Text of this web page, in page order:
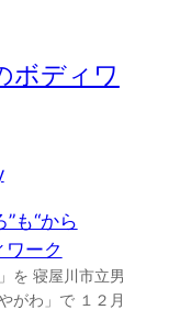
ボディワ
も“から
ワーク
を 寝屋川市立男
がわ」で １２月